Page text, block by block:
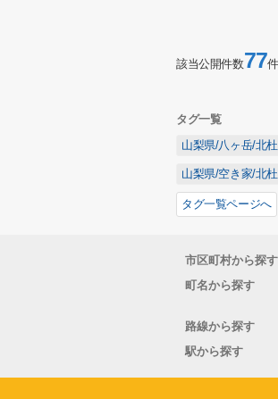
該当公開件数77件
タグ一覧
山梨県/八ヶ岳/北
山梨県/空き家/北
タグ一覧ページへ
市区町村から探す
町名から探す
路線から探す
駅から探す